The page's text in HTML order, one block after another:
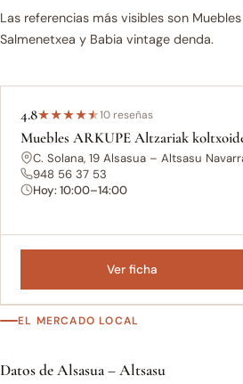
Las referencias más visibles son
Salmenetxea y Babia vintage denda.
4.8★★★★★10 reseñas
Muebles ARKUPE Altzariak
C. Solana, 19 Alsasua – Altsasu
948 56 37 53
Hoy: 10:00–14:00
Ver ficha
EL MERCADO LOCAL
Datos de Alsasua – Altsasu